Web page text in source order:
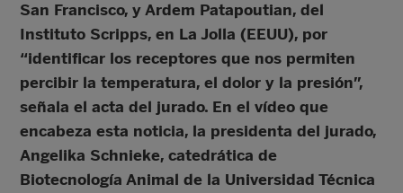
San Francisco, y Ardem Patapoutian, del
Instituto Scripps, en La Jolla (EEUU), por
“identificar los receptores que nos permiten
percibir la temperatura, el dolor y la presión”,
señala el acta del jurado. En el vídeo que
encabeza esta noticia, la presidenta del jurado,
Angelika Schnieke, catedrática de
Biotecnología Animal de la Universidad Técnica